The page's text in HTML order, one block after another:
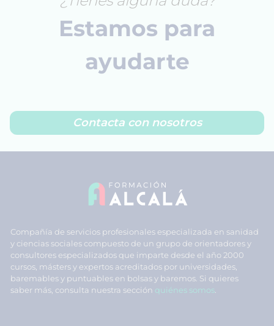
Estamos para
ayudarte
Contacta con nosotros
Compañía de servicios profesionales especializada en sanidad
y ciencias sociales compuesto de un grupo de orientadores y
consultores especializados que imparte desde el año 2000
cursos, másters y expertos acreditados por universidades,
baremables y puntuables en bolsas y baremos. Si quieres
saber más, consulta nuestra sección quiénes somos